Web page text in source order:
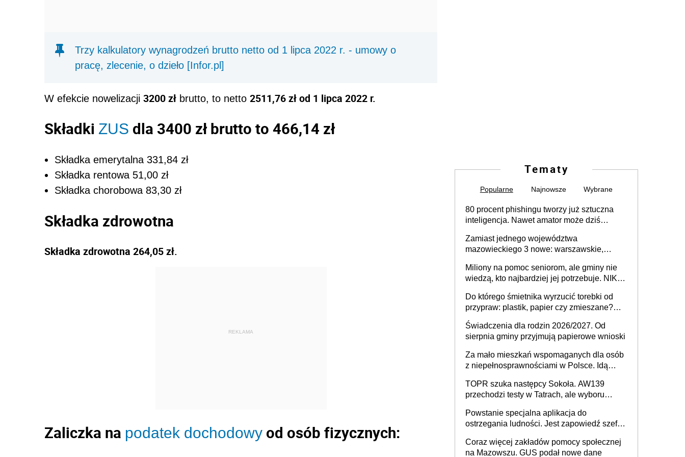
Trzy kalkulatory wynagrodzeń brutto netto od 1 lipca 2022 r. - umowy o
pracę, zlecenie, o dzieło [Infor.pl]
W efekcie nowelizacji 3200 zł brutto, to netto 2511,76 zł od 1 lipca 2022 r.
Składki ZUS dla 3400 zł brutto to 466,14 zł
Składka emerytalna 331,84 zł
Składka rentowa 51,00 zł
Składka chorobowa 83,30 zł
Składka zdrowotna
Składka zdrowotna 264,05 zł.
REKLAMA
Zaliczka na podatek dochodowy od osób fizycznych:
Tematy
Popularne Najnowsze Wybrane
80 procent phishingu tworzy już sztuczna
inteligencja. Nawet amator może dziś
Zamiast jednego województwa
mazowieckiego 3 nowe: warszawskie,
Europie nie ma tak dużych jednostek
stołecznych
Miliony na pomoc seniorom, ale gminy nie
wiedzą, kto najbardziej jej potrzebuje. NIK
Do którego śmietnika wyrzucić torebki od
przypraw: plastik, papier czy zmieszane?
Świadczenia dla rodzin 2026/2027. Od
sierpnia gminy przyjmują papierowe wnioski
Za mało mieszkań wspomaganych dla osób
z niepełnosprawnościami w Polsce. Idą
TOPR szuka następcy Sokoła. AW139
przechodzi testy w Tatrach, ale wyboru
Powstanie specjalna aplikacja do
ostrzegania ludności. Jest zapowiedź szefa
Coraz więcej zakładów pomocy społecznej
na Mazowszu. GUS podał nowe dane